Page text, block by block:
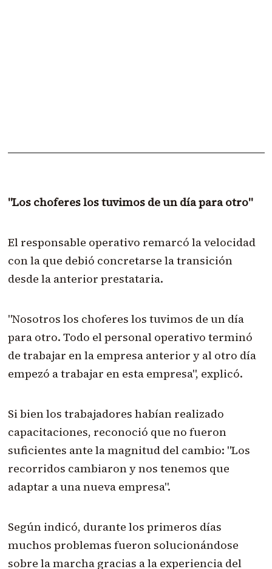
"Los choferes los tuvimos de un día para otro"
El responsable operativo remarcó la velocidad
con la que debió concretarse la transición
desde la anterior prestataria.
"Nosotros los choferes los tuvimos de un día
para otro. Todo el personal operativo terminó
de trabajar en la empresa anterior y al otro día
empezó a trabajar en esta empresa", explicó.
Si bien los trabajadores habían realizado
capacitaciones, reconoció que no fueron
suficientes ante la magnitud del cambio: "Los
recorridos cambiaron y nos tenemos que
adaptar a una nueva empresa".
Según indicó, durante los primeros días
muchos problemas fueron solucionándose
sobre la marcha gracias a la experiencia del